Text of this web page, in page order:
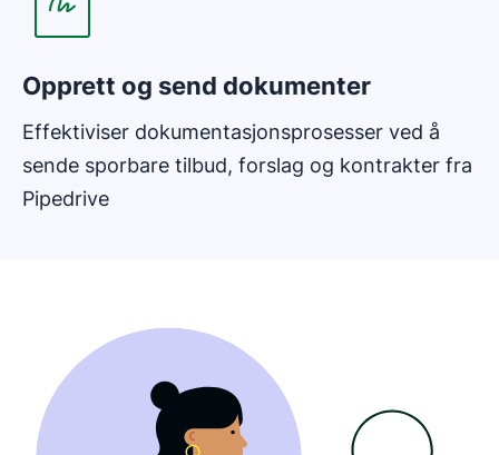
Opprett og send dokumenter
Effektiviser dokumentasjonsprosesser ved å
sende sporbare tilbud, forslag og kontrakter fra
Pipedrive